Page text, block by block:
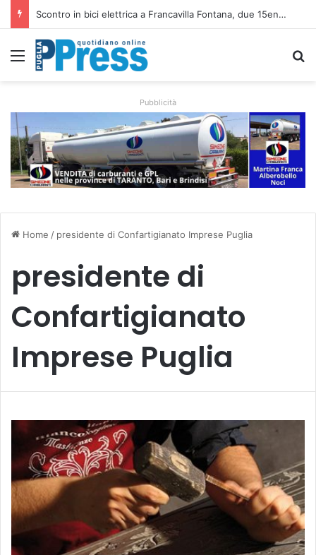
Altamura, aziende agricole donano foraggio all’allevatore colpito dall’incendio nell’Alta Murgia
Menu
Pubblicità
Home / presidente di Confartigianato Imprese Puglia
presidente di
Confartigianato
Imprese Puglia